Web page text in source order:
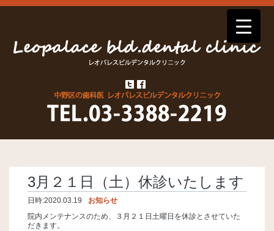
3月２１日（土）休診いたします
日時:2020.03.19
お知らせ
院内メンテナンスのため、３月２１日土曜日を休診とさせていた
だきます。